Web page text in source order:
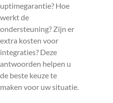
uptimegarantie? Hoe
werkt de
ondersteuning? Zijn er
extra kosten voor
integraties? Deze
antwoorden helpen u
de beste keuze te
maken voor uw situatie.